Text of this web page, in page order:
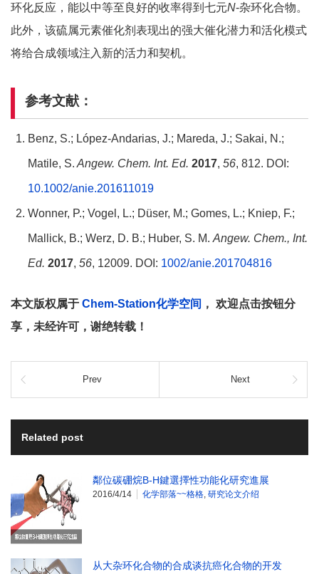
环化反应，能以中等至良好的收率得到七元N-杂环化合物。
此外，该硫属元素催化剂表现出的强大催化潜力和活化模式
将给合成领域注入新的活力和契机。
参考文献：
Benz, S.; López-Andarias, J.; Mareda, J.; Sakai, N.;
Matile, S. Angew. Chem. Int. Ed. 2017, 56, 812. DOI:
10.1002/anie.201611019
Wonner, P.; Vogel, L.; Düser, M.; Gomes, L.; Kniep, F.;
Mallick, B.; Werz, D. B.; Huber, S. M. Angew. Chem., Int.
Ed. 2017, 56, 12009. DOI: 1002/anie.201704816
本文版权属于 Chem-Station化学空间 ， 欢迎点击按钮分
享，未经许可，谢绝转载！
Prev Next
Related post
鄰位碳硼烷B-H鍵選擇性功能化研究進展
2016/4/14 化学部落~~格格, 研究论文介绍
从大杂环化合物的合成谈抗癌化合物的开发